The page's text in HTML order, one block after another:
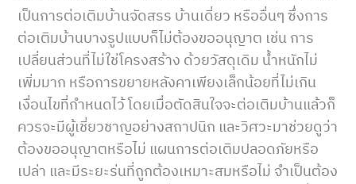
เป็นการต่อเติมบ้านจัดสรร บ้านเดี่ยว หรืออื่นๆ ซึ่งการ
ต่อเติมบ้านบางรูปแบบก็ไม่ต้องขออนุญาต เช่น การ
เปลี่ยนส่วนที่ไม่ใช่โครงสร้าง ด้วยวัสดุเดิม น้ำหนักไม่
เพิ่มมาก หรือการขยายหลังคาเพียงเล็กน้อยที่ไม่เกิน
เงื่อนไขที่กำหนดไว้ โดยเมื่อตัดสินใจจะต่อเติมบ้านแล้วก็
ควรจะมีผู้เชี่ยวชาญอย่างสถาปนิก และวิศวะมาช่วยดูว่า
ต้องขออนุญาตหรือไม่ แผนการต่อเติมปลอดภัยหรือ
เปล่า และมีระยะร่นที่ถูกต้องเหมาะสมหรือไม่ จำเป็นต้อง